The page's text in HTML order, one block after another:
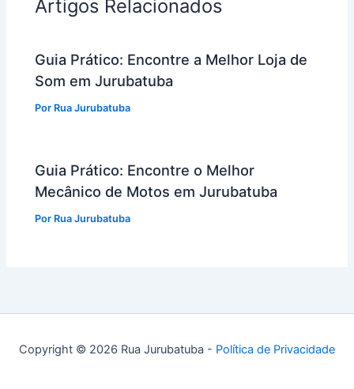
Artigos Relacionados
Guia Prático: Encontre a Melhor Loja de
Som em Jurubatuba
Por Rua Jurubatuba
Guia Prático: Encontre o Melhor
Mecânico de Motos em Jurubatuba
Por Rua Jurubatuba
Copyright © 2026 Rua Jurubatuba - Política de Privacidade